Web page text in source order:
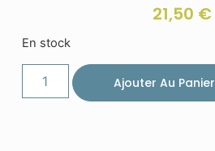
21,50 €
En stock
Ajouter Au Panier